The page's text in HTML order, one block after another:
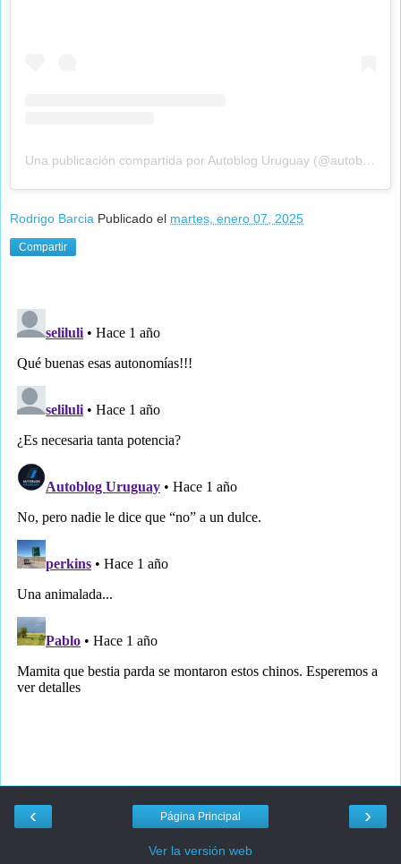
Rodrigo Barcia Publicado el martes, enero 07, 2025
Compartir
‹ ›
Página Principal
Ver la versión web